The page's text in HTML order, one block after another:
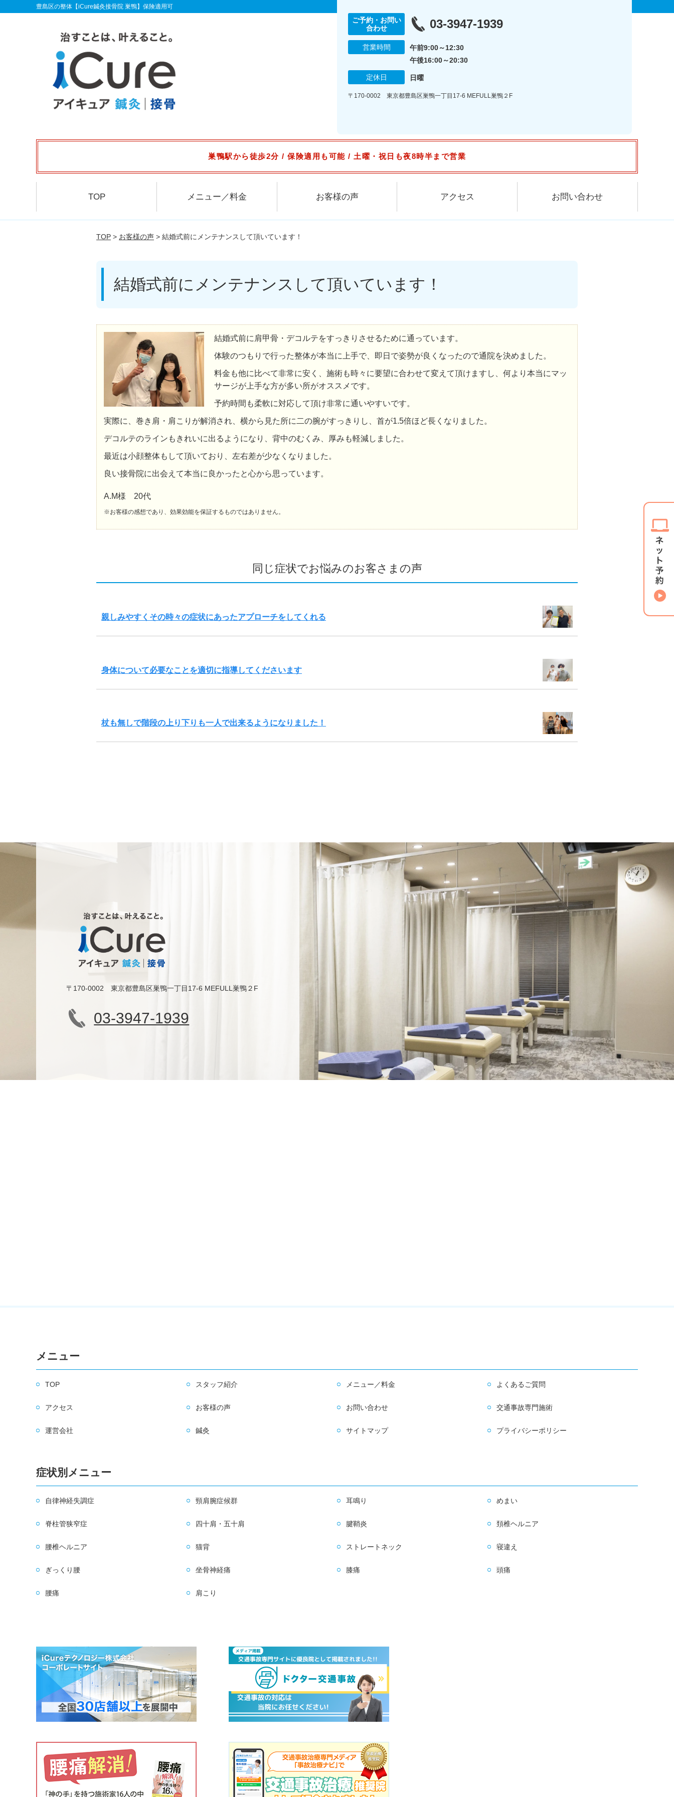
豊島区の整体【iCure鍼灸接骨院 巣鴨】保険適用可
ご予約・お問い
合わせ
03-3947-1939
営業時間
午前9:00～12:30
午後16:00～20:30
定休日 日曜
〒170-0002 東京都豊島区巣鴨一丁目17-6 MEFULL巣鴨２F
巣鴨駅から徒歩2分 / 保険適用も可能 / 土曜・祝日も夜8時半まで営業
TOP メニュー／料金 お客様の声 アクセス お問い合わせ
TOP > お客様の声 > 結婚式前にメンテナンスして頂いています！
結婚式前にメンテナンスして頂いています！
結婚式前に肩甲骨・デコルテをすっきりさせるために通っています。
体験のつもりで行った整体が本当に上手で、即日で姿勢が良くなったので通院を決めました。
料金も他に比べて非常に安く、施術も時々に要望に合わせて変えて頂けますし、何より本当にマッ
サージが上手な方が多い所がオススメです。
予約時間も柔軟に対応して頂け非常に通いやすいです。
実際に、巻き肩・肩こりが解消され、横から見た所に二の腕がすっきりし、首が1.5倍ほど長くなりました。
デコルテのラインもきれいに出るようになり、背中のむくみ、厚みも軽減しました。
最近は小顔整体もして頂いており、左右差が少なくなりました。
良い接骨院に出会えて本当に良かったと心から思っています。
A.M様 20代
※お客様の感想であり、効果効能を保証するものではありません。
同じ症状でお悩みのお客さまの声
親しみやすくその時々の症状にあったアプローチをしてくれる
身体について必要なことを適切に指導してくださいます
杖も無しで階段の上り下りも一人で出来るようになりました！
〒170-0002 東京都豊島区巣鴨一丁目17-6 MEFULL巣鴨２F
03-3947-1939
メニュー
TOP スタッフ紹介 メニュー／料金 よくあるご質問
アクセス お客様の声 お問い合わせ 交通事故専門施術
運営会社 鍼灸 サイトマップ プライバシーポリシー
症状別メニュー
自律神経失調症 頸肩腕症候群 耳鳴り めまい
脊柱管狭窄症 四十肩・五十肩 腱鞘炎 頚椎ヘルニア
腰椎ヘルニア 猫背 ストレートネック 寝違え
ぎっくり腰 坐骨神経痛 膝痛 頭痛
腰痛 肩こり